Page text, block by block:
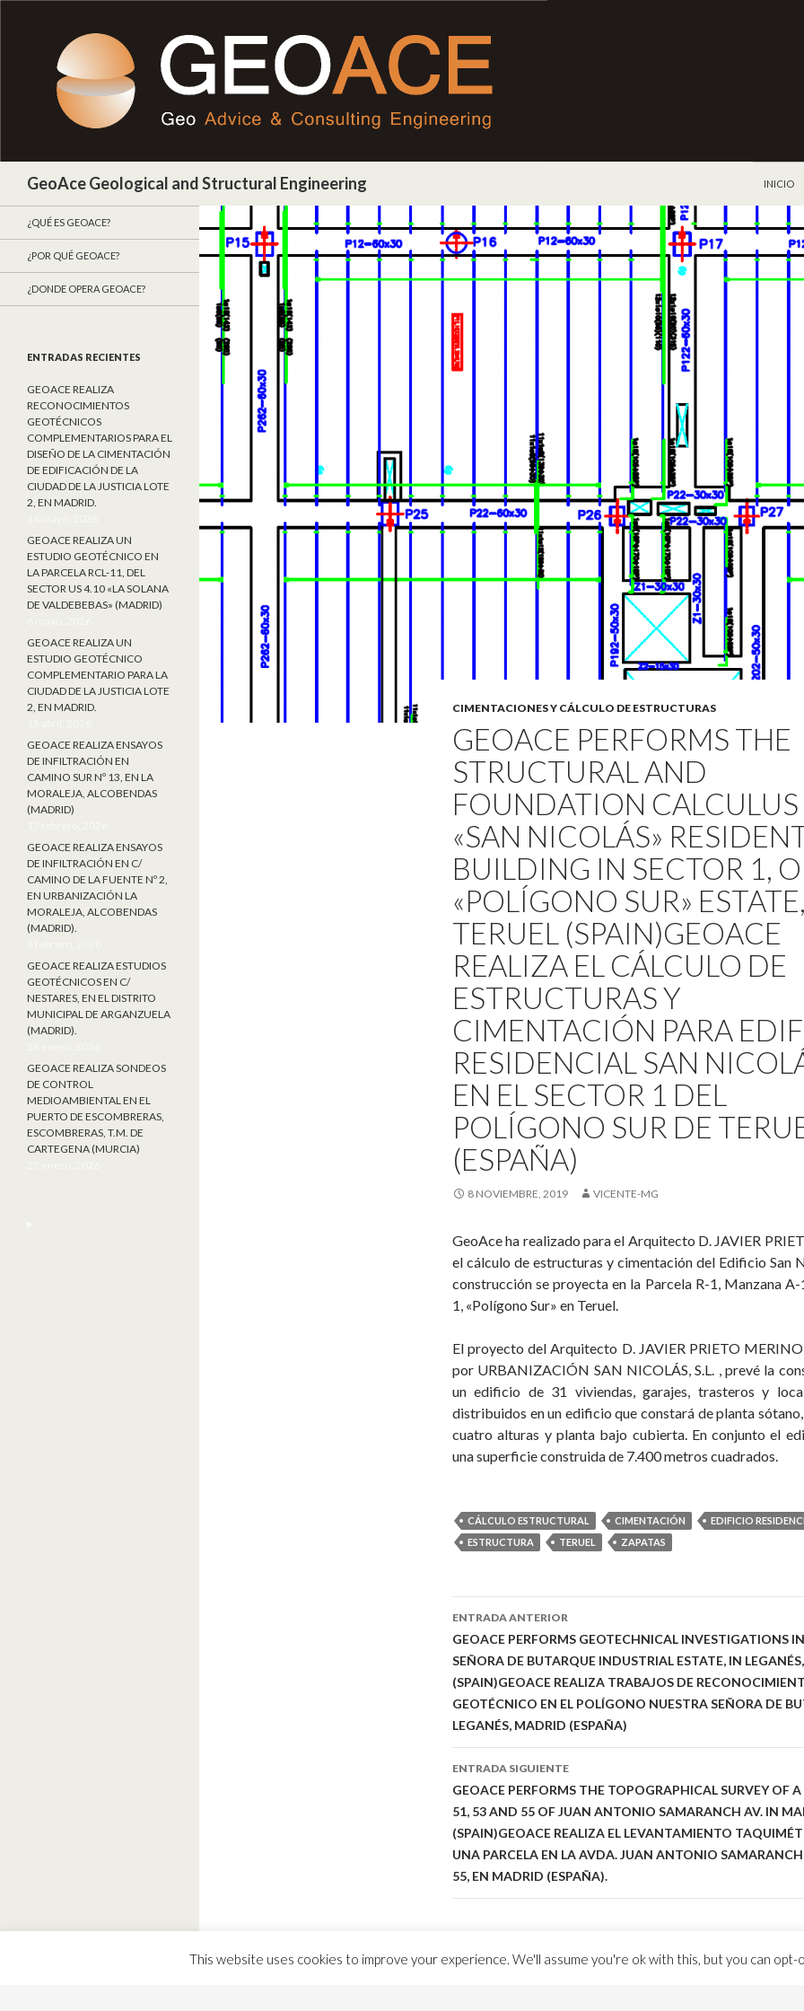
GeoAce Geological and Structural Engineering
INICIO
CIMENTACIONES Y CÁLCULO DE ESTRUCTURAS
GEOACE PERFORMS THE
STRUCTURAL AND
FOUNDATION CALCULUS
«SAN NICOLÁS»
BUILDING IN SECTOR 1,
«POLÍGONO SUR»
TERUEL (SPAIN)GEOACE
REALIZA EL CÁLCULO DE
ESTRUCTURAS Y
CIMENTACIÓN PARA
RESIDENCIAL SAN
EN EL SECTOR 1 DEL
POLÍGONO SUR DE
(ESPAÑA)
8 NOVIEMBRE, 2019 VICENTE-MG
GeoAce ha realizado para el Arquitecto D. JAVIER
el cálculo de estructuras y cimentación del Edificio San
construcción se proyecta en la Parcela R-1, Manzana
1, «Polígono Sur» en Teruel.
El proyecto del Arquitecto D. JAVIER PRIETO
por URBANIZACIÓN SAN NICOLÁS, S.L. , prevé la
un edificio de 31 viviendas, garajes, trasteros y
distribuidos en un edificio que constará de planta
cuatro alturas y planta bajo cubierta. En conjunto el
una superficie construida de 7.400 metros cuadrados.
CÁLCULO ESTRUCTURAL CIMENTACIÓN
EDIFICIO
ESTRUCTURA
TERUEL ZAPATAS
Ir
a
la
entrada
ENTRADA ANTERIOR
GEOACE PERFORMS GEOTECHNICAL INVESTIGATIONS
SEÑORA DE BUTARQUE INDUSTRIAL ESTATE, IN
(SPAIN)GEOACE REALIZA TRABAJOS DE
GEOTÉCNICO EN EL POLÍGONO NUESTRA SEÑORA DE
LEGANÉS, MADRID (ESPAÑA)
ENTRADA SIGUIENTE
GEOACE PERFORMS THE TOPOGRAPHICAL SURVEY OF
51, 53 AND 55 OF JUAN ANTONIO SAMARANCH AV. IN
(SPAIN)GEOACE REALIZA EL LEVANTAMIENTO
UNA PARCELA EN LA AVDA. JUAN ANTONIO SAMARANCH
55, EN MADRID (ESPAÑA).
¿QUÉ ES GEOACE?
¿POR QUÉ GEOACE?
¿DONDE OPERA GEOACE?
ENTRADAS RECIENTES
GEOACE REALIZA
RECONOCIMIENTOS
GEOTÉCNICOS
COMPLEMENTARIOS PARA EL
DISEÑO DE LA CIMENTACIÓN
DE EDIFICACIÓN DE LA
CIUDAD DE LA JUSTICIA LOTE
2, EN MADRID.
GEOACE REALIZA UN
ESTUDIO GEOTÉCNICO EN
LA PARCELA RCL-11, DEL
SECTOR US 4.10 «LA SOLANA
DE VALDEBEBAS» (MADRID)
GEOACE REALIZA UN
ESTUDIO GEOTÉCNICO
COMPLEMENTARIO PARA LA
CIUDAD DE LA JUSTICIA LOTE
2, EN MADRID.
GEOACE REALIZA ENSAYOS
DE INFILTRACIÓN EN
CAMINO SUR Nº 13, EN LA
MORALEJA, ALCOBENDAS
(MADRID)
GEOACE REALIZA ENSAYOS
DE INFILTRACIÓN EN C/
CAMINO DE LA FUENTE Nº 2,
EN URBANIZACIÓN LA
MORALEJA, ALCOBENDAS
(MADRID).
GEOACE REALIZA ESTUDIOS
GEOTÉCNICOS EN C/
NESTARES, EN EL DISTRITO
MUNICIPAL DE ARGANZUELA
(MADRID).
GEOACE REALIZA SONDEOS
DE CONTROL
MEDIOAMBIENTAL EN EL
PUERTO DE ESCOMBRERAS,
ESCOMBRERAS, T.M. DE
CARTEGENA (MURCIA)
This website uses cookies to improve your experience. We'll assume you're ok with this, but you can opt-